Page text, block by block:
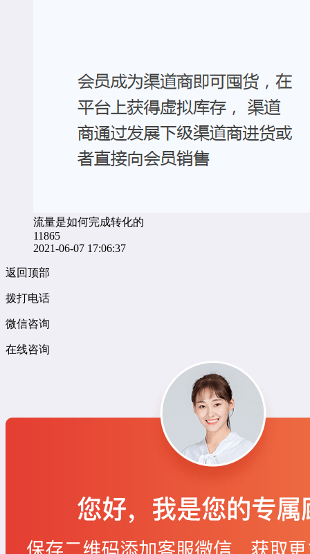
流量是如何完成转化的
11865
2021-06-07 17:06:37
返回顶部
拨打电话
微信咨询
在线咨询